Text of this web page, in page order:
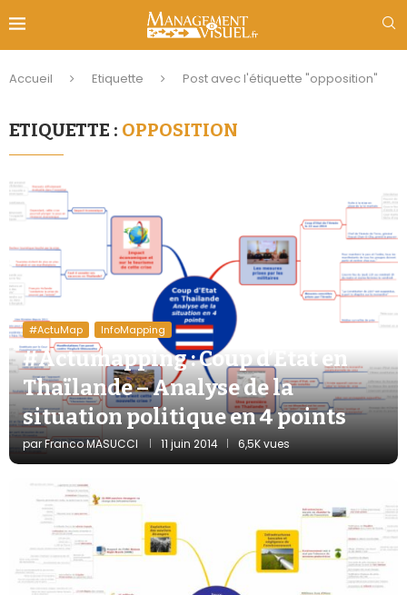
Accueil Etiquette Post avec l'étiquette "opposition"
ETIQUETTE : OPPOSITION
#ActuMap InfoMapping
#Actumapping : Coup d’Etat en
Thaïlande – Analyse de la
situation politique en 4 points
parFranco MASUCCI 11 juin 2014 6,5K vues